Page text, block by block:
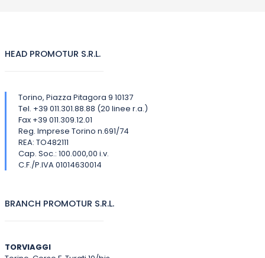
HEAD PROMOTUR S.R.L.
Torino, Piazza Pitagora 9 10137
Tel. +39 011.301.88.88 (20 linee r.a.)
Fax +39 011.309.12.01
Reg. Imprese Torino n.691/74
REA: TO482111
Cap. Soc.: 100.000,00 i.v.
C.F./P.IVA 01014630014
BRANCH PROMOTUR S.R.L.
TORVIAGGI